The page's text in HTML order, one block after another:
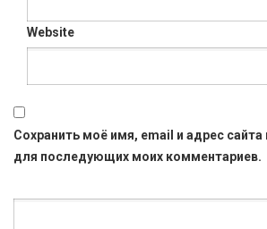
Website
Сохранить моё имя, email и адрес сайта
для последующих моих комментариев.